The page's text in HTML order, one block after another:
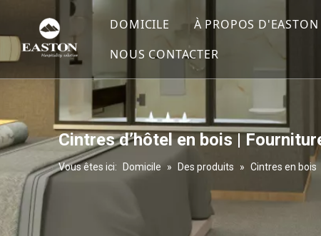
DOMICILE À PROPOS D'EASTON
Profil de l'entreprise
Un service
Certificats
NOUS CONTACTER
Cintres d’hôtel en bois |
Vous êtes ici: Domicile » Des produits » Cintres en bois